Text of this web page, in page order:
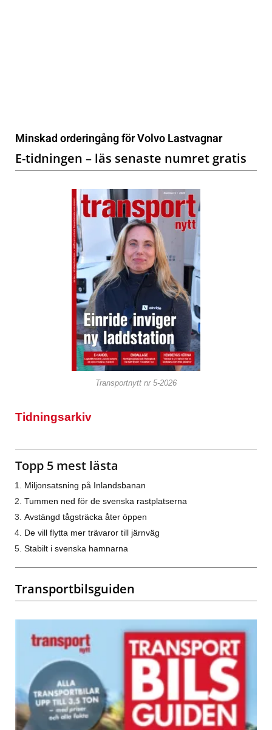
Minskad orderingång för Volvo Lastvagnar
E-tidningen – läs senaste numret gratis
Transportnytt nr 5-2026
Tidningsarkiv
Topp 5 mest lästa
Miljonsatsning på Inlandsbanan
Tummen ned för de svenska rastplatserna
Avstängd tågsträcka åter öppen
De vill flytta mer trävaror till järnväg
Stabilt i svenska hamnarna
Transportbilsguiden